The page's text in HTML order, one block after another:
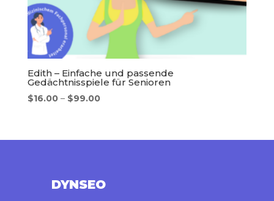
Edith – Einfache und passende
Gedächtnisspiele für Senioren
$16.00 – $99.00Preisspanne:
$99.00
DYNSEO